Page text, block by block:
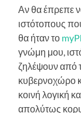
Αν θα έπρεπε
ιστότοπους
θα ήταν το
γνώμη μου,
ζηλέψουν από
κυβερνοχώρο
κοινή λογική
απολύτως